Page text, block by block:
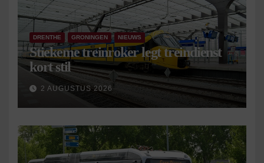
DRENTHE GRONINGEN NIEUWS
Stiekeme treinroker legt treindienst
kort stil
2 AUGUSTUS 2026